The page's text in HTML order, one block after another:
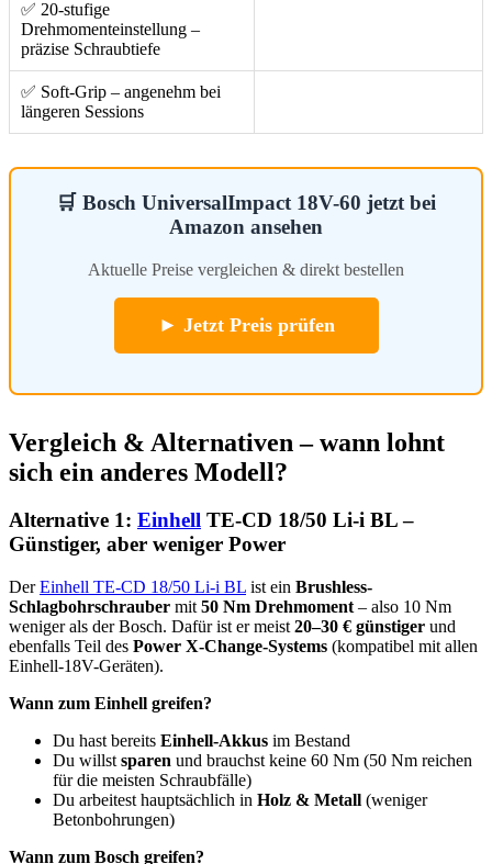
✅ 20-stufige
Drehmomenteinstellung –
präzise Schraubtiefe
✅ Soft-Grip – angenehm bei
längeren Sessions
🛒 Bosch UniversalImpact 18V-60 jetzt bei
Amazon ansehen
Aktuelle Preise vergleichen & direkt bestellen
► Jetzt Preis prüfen
Vergleich & Alternativen – wann lohnt
sich ein anderes Modell?
Alternative 1: Einhell TE-CD 18/50 Li-i BL –
Günstiger, aber weniger Power
DerEinhell TE-CD 18/50 Li-i BL ist ein Brushless-
Schlagbohrschrauber mit 50 Nm Drehmoment – also 10 Nm
weniger als der Bosch. Dafür ist er meist 20–30 € günstiger und
ebenfalls Teil des Power X-Change-Systems (kompatibel mit allen
Einhell-18V-Geräten).
Wann zum Einhell greifen?
Du hast bereits Einhell-Akkus im Bestand
Du willst sparen und brauchst keine 60 Nm (50 Nm reichen
für die meisten Schraubfälle)
Du arbeitest hauptsächlich in Holz & Metall (weniger
Betonbohrungen)
Wann zum Bosch greifen?